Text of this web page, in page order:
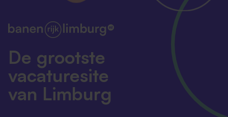
De grootste
vacaturesite
van Limburg